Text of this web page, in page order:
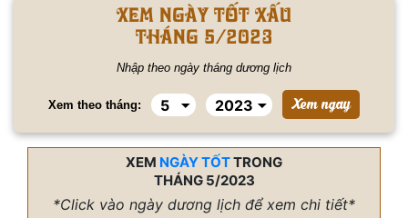
Xem ngày tốt xấu
tháng 5/2023
Nhập theo ngày tháng dương lịch
Xem theo tháng:
XEM NGÀY TỐTTRONG
THÁNG 5/2023
*Click vào ngày dương lịch để xem chi tiết*